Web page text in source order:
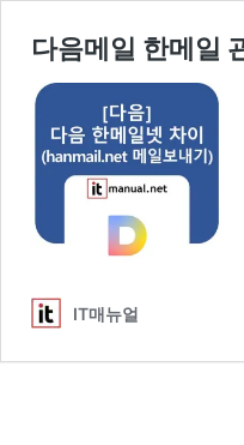
다음메일 한메일
IT매뉴얼